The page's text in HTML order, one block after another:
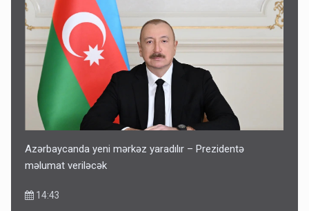
Corab satdığı deyilən qazi ilə bağlı - Daha bir açıqlama
11:40
Azərbaycanda yeni mərkəz yaradılır – Prezidentə
məlumat veriləcək
14:43